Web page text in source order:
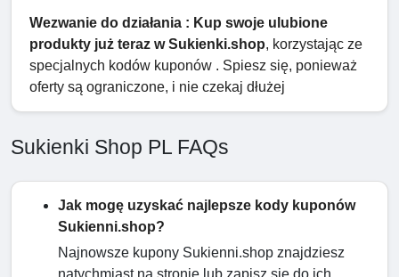
Wezwanie do działania : Kup swoje ulubione
produkty już teraz w Sukienki.shop, korzystając ze
specjalnych kodów kuponów . Spiesz się, ponieważ
oferty są ograniczone, i nie czekaj dłużej
Sukienki Shop PL FAQs
Jak mogę uzyskać najlepsze kody kuponów
Sukienni.shop?
Najnowsze kupony Sukienni.shop znajdziesz